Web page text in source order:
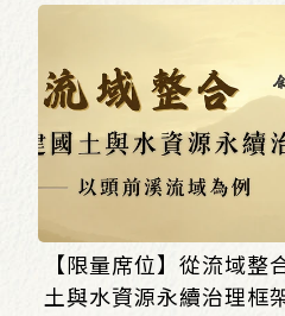
【限量席位】從流域整
土與水資源永續治理框